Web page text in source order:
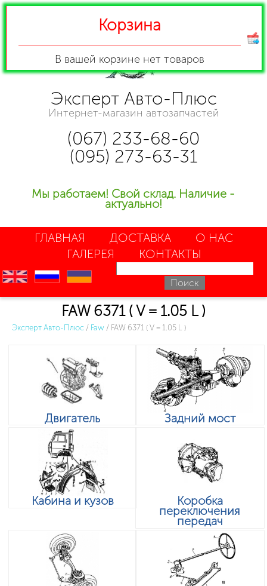
Эксперт Авто-Плюс
Интернет-магазин автозапчастей
(067) 233-68-60
(095) 273-63-31
Мы работаем! Свой склад. Наличие -
актуально!
ГЛАВНАЯ ДОСТАВКА
О НАС
ГАЛЕРЕЯ
КОНТАКТЫ
en ru uk
FAW 6371 ( V = 1.05 L )
Эксперт Авто-Плюс / Faw / FAW 6371 ( V = 1.05 L )
Двигатель Задний мост
Кабина и кузов Коробка
переключения
передач
Корзина
В вашей корзине нет товаров